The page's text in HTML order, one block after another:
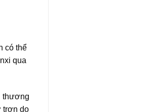
có thể
qua
thương
trơn do